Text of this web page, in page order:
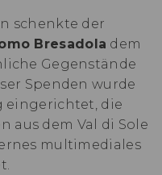
schenkte der
Bresadola dem
Gegenstände
Spenden wurde
eingerichtet, die
aus dem Val di Sole
multimediales